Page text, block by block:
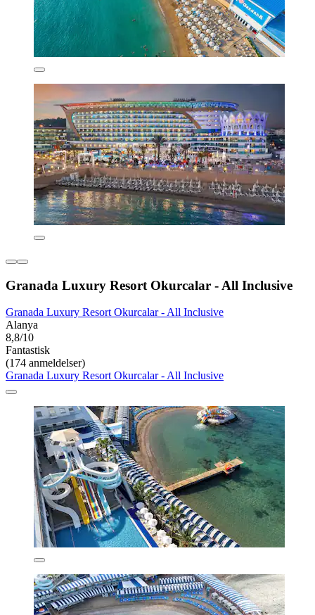
Granada Luxury Resort Okurcalar - All Inclusive
Granada Luxury Resort Okurcalar - All Inclusive
Alanya
8,8/10
Fantastisk
(174 anmeldelser)
Granada Luxury Resort Okurcalar - All Inclusive